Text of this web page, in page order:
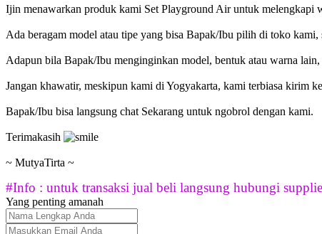
Ijin menawarkan produk kami Set Playground Air untuk melengkapi
Ada beragam model atau tipe yang bisa Bapak/Ibu pilih di toko
Adapun bila Bapak/Ibu menginginkan model, bentuk atau warna
Jangan khawatir, meskipun kami di Yogyakarta, kami terbiasa kirim
Bapak/Ibu bisa langsung chat Sekarang untuk ngobrol dengan kami.
Terimakasih
~ MutyaTirta ~
#Info : untuk transaksi jual beli langsung hubungi
Yang penting amanah